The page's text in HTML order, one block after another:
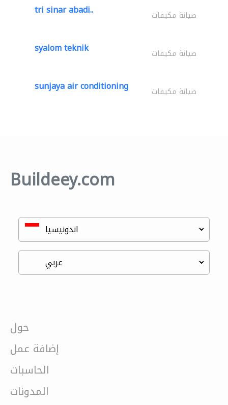
tri sinar abadi.. صيانة مكيفات
syalom teknik صيانة مكيفات
sunjaya air conditioning صيانة مكيفات
Buildeey.com
حول
إضافة عمل
الحاسبات
المدونات